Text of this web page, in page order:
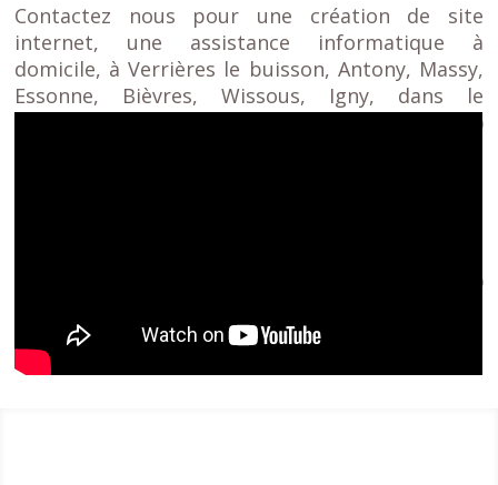
Contactez nous pour une création de site
internet, une assistance informatique à
domicile, à Verrières le buisson, Antony, Massy,
Essonne, Bièvres, Wissous, Igny, dans le
département 91(Essonne), 92 (hauts de seine)
75007 7 ème, 75008 8ème, 75009 9ème, 75010 10
ème, 75014 14ème, 75015 15ème, 75016 16 ème,
75017 17ème.